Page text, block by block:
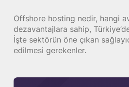
Offshore hosting nedir, hangi
dezavantajlara sahip,
İşte sektörün öne çıkan
edilmesi gerekenler.